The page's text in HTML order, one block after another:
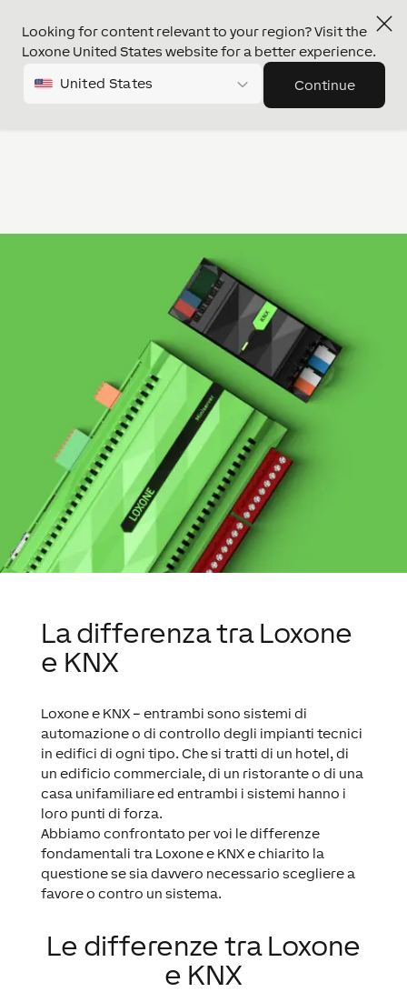
Looking for content relevant to your region? Visit the
Loxone United States website for a better experience.
United States Continue
La differenza tra Loxone
e KNX
Loxone e KNX – entrambi sono sistemi di
automazione o di controllo degli impianti tecnici
in edifici di ogni tipo. Che si tratti di un hotel, di
un edificio commerciale, di un ristorante o di una
casa unifamiliare ed entrambi i sistemi hanno i
loro punti di forza.
Abbiamo confrontato per voi le differenze
fondamentali tra Loxone e KNX e chiarito la
questione se sia davvero necessario scegliere a
favore o contro un sistema.
Le differenze tra Loxone
e KNX